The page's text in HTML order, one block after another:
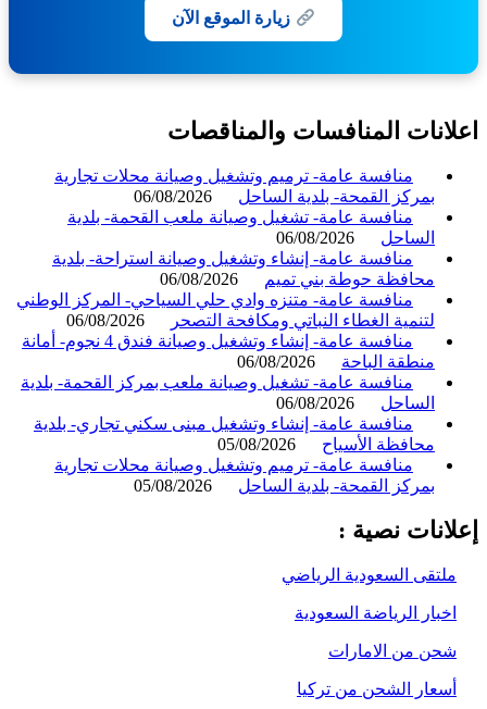
زيارة الموقع الآن
المنافسات والمناقصات
منافسة عامة- ترميم وتشغيل وصيانة محلات تجارية
بمركز القمحة- بلدية الساحل
06/08/2026
منافسة عامة- تشغيل وصيانة ملعب القحمة- بلدية
الساحل
06/08/2026
منافسة عامة- إنشاء وتشغيل وصيانة استراحة- بلدية
محافظة حوطة بني تميم
06/08/2026
منافسة عامة- متنزه وادي حلي السياحي- المركز الوطني
لتنمية الغطاء النباتي ومكافحة التصحر
06/08/2026
منافسة عامة- إنشاء وتشغيل وصيانة فندق 4 نجوم- أمانة
منطقة الباحة
06/08/2026
منافسة عامة- تشغيل وصيانة ملعب بمركز القحمة- بلدية
الساحل
06/08/2026
منافسة عامة- إنشاء وتشغيل مبنى سكني تجاري- بلدية
محافظة الأسياح
05/08/2026
منافسة عامة- ترميم وتشغيل وصيانة محلات تجارية
بمركز القمحة- بلدية الساحل
05/08/2026
نصية :
السعودية الرياضي
الرياضة السعودية
من الامارات
الشحن من تركيا